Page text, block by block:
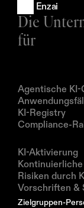
Enzai
Die
für
Agentische KI-
KI-Registry
Compliance-
KI-Aktivierung
Risiken durch
Vorschriften &
Zielgruppen-